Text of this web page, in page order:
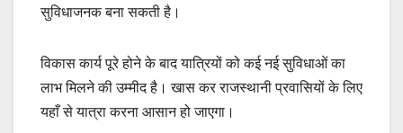
सुविधाजनक बना सकती है।
विकास कार्य पूरे होने के बाद यात्रियों को कई नई सुविधाओं का
लाभ मिलने की उम्मीद है। खास कर राजस्थानी प्रवासियों के लिए
यहाँ से यात्रा करना आसान हो जाएगा।